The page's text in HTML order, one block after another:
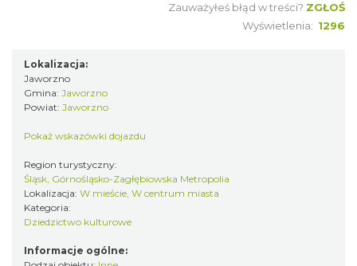
Zauważyłeś błąd w treści? ZGŁOŚ
Wyświetlenia: 1296
Lokalizacja:
Jaworzno
Gmina: Jaworzno
Powiat: Jaworzno
Pokaż wskazówki dojazdu
Region turystyczny:
Śląsk, Górnośląsko-Zagłębiowska Metropolia
Lokalizacja: W mieście, W centrum miasta
Kategoria:
Dziedzictwo kulturowe
Informacje ogólne: